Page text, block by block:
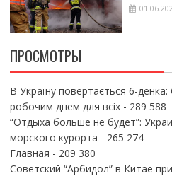
ПРОСМОТРЫ
В Україну повертається 6-
робочим днем для всіх- 289 588
“Отдыха больше не будет”:
морского курорта - 265 274
Главная - 209 380
Советский “Арбидол” в Китае